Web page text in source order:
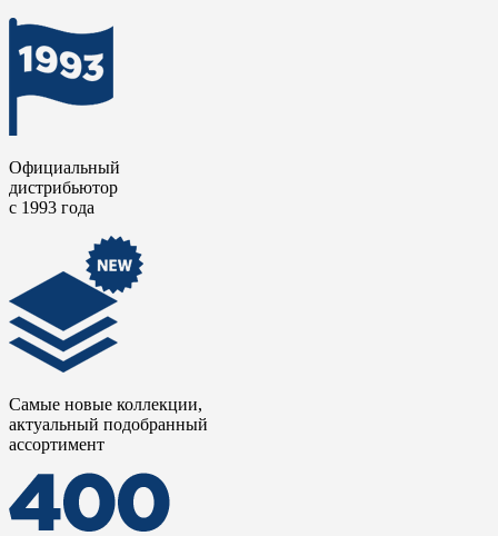
Официальный
дистрибьютор
с 1993 года
Самые новые коллекции,
актуальный подобранный
ассортимент